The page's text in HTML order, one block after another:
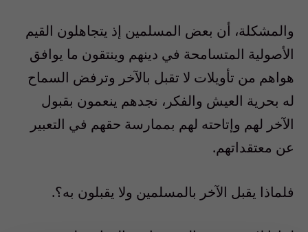
والمشكلة، أن بعض المسلمين إذ يتجاهلون القيم
الأصولية المتسامحة في دينهم وينتقون ما يوافق
هواهم من تأويلات لا تقبل بالآخر وترفض السماح
له بحرية العيش والفكر، نجدهم ينعمون بقبول
الآخر لهم وإتاحته لهم بممارسة حقهم في التعبير
عن معتقداتهم.
فلماذا يقبل الآخر بالمسلمين ولا يقبلون به؟.